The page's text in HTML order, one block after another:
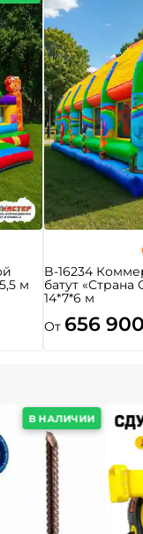
м
B-16234
батут
14*7*6 м
От 656
В НАЛИЧИИ